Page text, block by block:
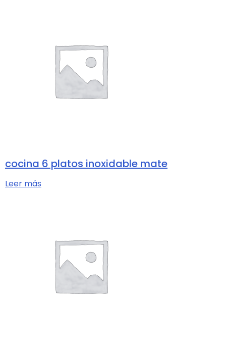
cocina 6 platos inoxidable mate
Leer más